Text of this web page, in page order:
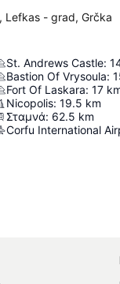
Lefkas - grad, Grčka
St. Andrews Castle:
Bastion Of Vrysoula:
Fort Of Laskara: 17
Nicopolis: 19.5 km
Σταμνά: 62.5 km